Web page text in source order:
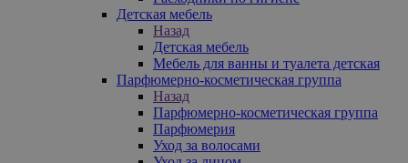
Детская мебель
Назад
Детская мебель
Мебель для ванны и туалета детская
Парфюмерно-косметическая группа
Назад
Парфюмерно-косметическая группа
Парфюмерия
Уход за волосами